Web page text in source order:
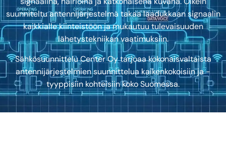
suunniteltu antennijärjestelmä takaa laadukkaan signaalin
kaikkialle kiinteistöön ja mukautuu tulevaisuuden
lähetystekniikan vaatimuksiin.
Sähkösuunnittelu Center Oy tarjoaa kokonaisvaltaista
antennijärjestelmien suunnittelua kaikenkokoisiin ja -
tyyppisiin kohteisiin koko Suomessa.